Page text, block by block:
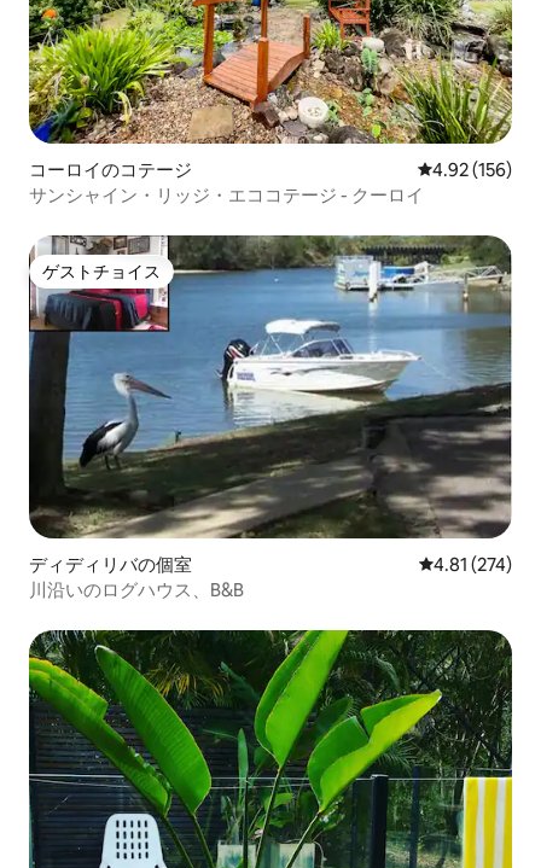
コーロイのコテージ レビュー156
4.92 (156)
サンシャイン・リッジ・エココテージ - クーロイ
ゲストチョイス
ゲストチョイス
ディディリバの個室 レビュー274
4.81 (274)
川沿いのログハウス、B&B